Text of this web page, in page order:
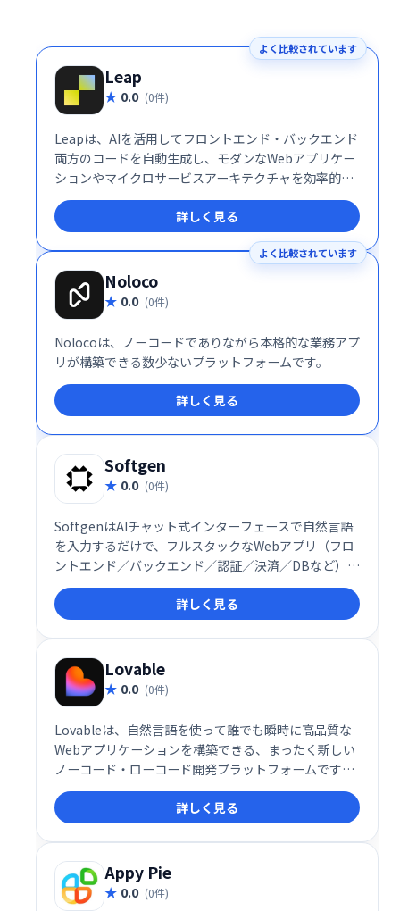
よく比較されています
Leap
0.0 (0件)
Leapは、AIを活用してフロントエンド・バックエンド
両方のコードを自動生成し、モダンなWebアプリケー
ションやマイクロサービスアーキテクチャを効率的に
構築・デプロイできる開発プラットフォームです。
詳しく見る
よく比較されています
Noloco
0.0 (0件)
Nolocoは、ノーコードでありながら本格的な業務アプ
リが構築できる数少ないプラットフォームです。
詳しく見る
Softgen
0.0 (0件)
SoftgenはAIチャット式インターフェースで自然言語
を入力するだけで、フルスタックなWebアプリ（フロ
ントエンド／バックエンド／認証／決済／DBなど）を
自動生成し、迅速に展開できる開発プラットフォーム
です
詳しく見る
Lovable
0.0 (0件)
Lovableは、自然言語を使って誰でも瞬時に高品質な
Webアプリケーションを構築できる、まったく新しい
ノーコード・ローコード開発プラットフォームです。
「アイデアからアプリまで数秒」というコンセプトの
もと、Lovableは“スーパーヒューマンなフルスタック
エンジニア”として、開発の常識を根底から覆します。
詳しく見る
Appy Pie
0.0 (0件)